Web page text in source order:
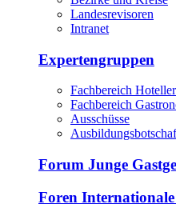
Landesrevisoren
Intranet
Expertengruppen
Fachbereich
Fachbereich
Ausschüsse
Forum Junge
Foren Internationale